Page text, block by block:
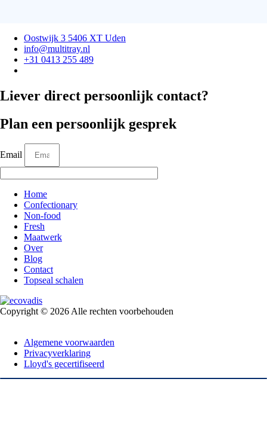
Oostwijk 3 5406 XT Uden
info@multitray.nl
+31 0413 255 489
Liever direct persoonlijk contact?
Plan een persoonlijk gesprek
Email
Home
Confectionary
Non-food
Fresh
Maatwerk
Over
Blog
Contact
Topseal schalen
Copyright © 2026 Alle rechten voorbehouden
Algemene voorwaarden
Privacyverklaring
Lloyd's gecertifiseerd